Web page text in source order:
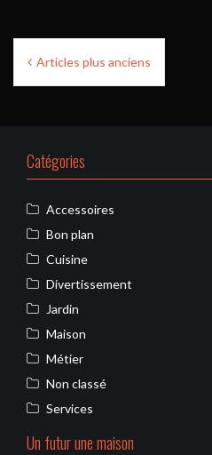
Navigation
desArticles plus anciens
Catégories
Accessoires
Bon plan
Cuisine
Divertissement
Jardin
Maison
Métier
Non classé
Services
Un futur une maison